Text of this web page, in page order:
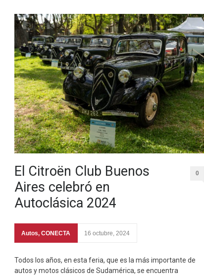
El Citroën Club Buenos
Aires celebró en
Autoclásica 2024
0
Autos,CONECTA 16 octubre, 2024
Todos los años, en esta feria, que es la más importante de
autos y motos clásicos de Sudamérica, se encuentra